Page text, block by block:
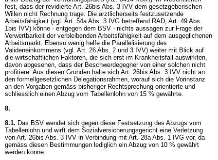
fest, dass der revidierte Art. 26bis Abs. 3 IVV dem gesetzgeberischen
Willen nicht Rechnung trage. Die ärztlicherseits festzusetzende
Arbeitsfähigkeit (vgl. Art. 54a Abs. 3 IVG betreffend RAD; Art. 49 Abs.
1bis IVV) könne - entgegen dem BSV - nichts aussagen zur Frage der
Verwertbarkeit der verbleibenden Arbeitsfähigkeit auf dem ausgeglichenen
Arbeitsmarkt. Ebenso wenig helfe die Parallelisierung des
Valideneinkommens (vgl. Art. 26 Abs. 2 und 3 IVV) weiter mit Blick auf
die wirtschaftlichen Faktoren, die sich erst im Krankheitsfall auswirkten,
davon abgesehen, dass der Beschwerdegegner von einer solchen nicht
profitiere. Aus diesen Gründen halte sich Art. 26bis Abs. 3 IVV nicht an
den formellgesetzlichen Delegationsrahmen, worauf sich die Vorinstanz
an den Vorgaben gemäss bisheriger Rechtsprechung orientierte und
schliesslich einen Abzug vom Tabellenlohn von 15 % gewährte.
8.
8.1. Das BSV wendet sich gegen diese Festsetzung des Abzugs vom
Tabellenlohn und wirft dem Sozialversicherungsgericht eine Verletzung
von Art. 26bis Abs. 3 IVV in Verbindung mit Art. 28a Abs. 1 IVG vor, da
gemäss diesen Bestimmungen lediglich ein Abzug von 10 % gewährt
werden könne.